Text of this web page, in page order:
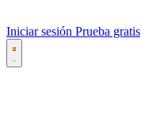
Iniciar sesión Prueba gratis